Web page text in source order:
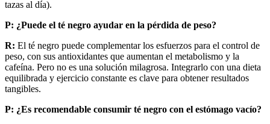
tazas al día).
P: ¿Puede el té negro ayudar en la pérdida de peso?
R: El té negro puede complementar los esfuerzos para el control de
peso, con sus antioxidantes que aumentan el metabolismo y la
cafeína. Pero no es una solución milagrosa. Integrarlo con una dieta
equilibrada y ejercicio constante es clave para obtener resultados
tangibles.
P: ¿Es recomendable consumir té negro con el estómago vacío?